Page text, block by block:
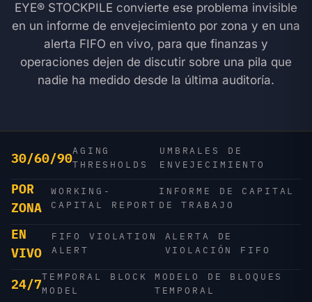
EYE® STOCKPILE convierte ese problema invisible
en un informe de envejecimiento por zona y en una
alerta FIFO en vivo, para que finanzas y
operaciones dejen de discutir sobre una pila que
nadie ha medido desde la última auditoría.
30/60/90AGING
THRESHOLDS
UMBRALES DE
ENVEJECIMIENTO
POR
ZONA
WORKING-
CAPITAL REPORT
INFORME DE CAPITAL
DE TRABAJO
EN
VIVO
FIFO VIOLATION
ALERT
ALERTA DE
VIOLACIÓN FIFO
24/7TEMPORAL BLOCK
MODEL
MODELO DE BLOQUES
TEMPORAL